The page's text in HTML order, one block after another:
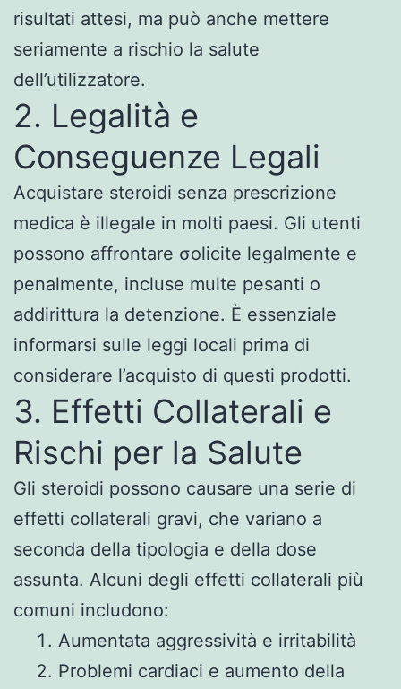
risultati attesi, ma può anche mettere
seriamente a rischio la salute
dell’utilizzatore.
2. Legalità e
Conseguenze Legali
Acquistare steroidi senza prescrizione
medica è illegale in molti paesi. Gli utenti
possono affrontare σοlicite legalmente e
penalmente, incluse multe pesanti o
addirittura la detenzione. È essenziale
informarsi sulle leggi locali prima di
considerare l’acquisto di questi prodotti.
3. Effetti Collaterali e
Rischi per la Salute
Gli steroidi possono causare una serie di
effetti collaterali gravi, che variano a
seconda della tipologia e della dose
assunta. Alcuni degli effetti collaterali più
comuni includono:
Aumentata aggressività e irritabilità
Problemi cardiaci e aumento della